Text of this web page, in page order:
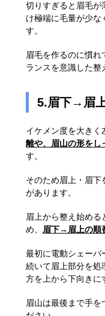
切りすぎると眉毛が
け極端に毛量が少な
す。
眉毛を作るのに慣れ
ランスを意識した整
5.眉下→眉
イケメン度を大きく
離や、眉山の形をし
す。
そのため眉上・眉下
があります。
眉上から整え始め
め、
眉下→眉上の順
最初に電動シェーバ
続いて眉上部分を処
方を上から下向きに
眉山は最後まで手を